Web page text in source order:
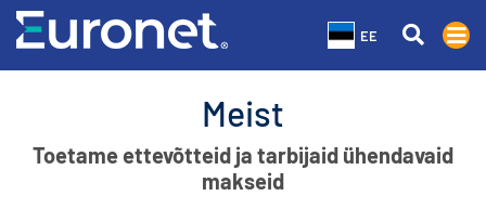
EE
Meist
Toetame ettevõtteid ja tarbijaid ühendavaid
makseid